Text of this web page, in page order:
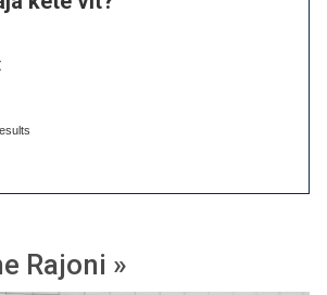
Rajoni »